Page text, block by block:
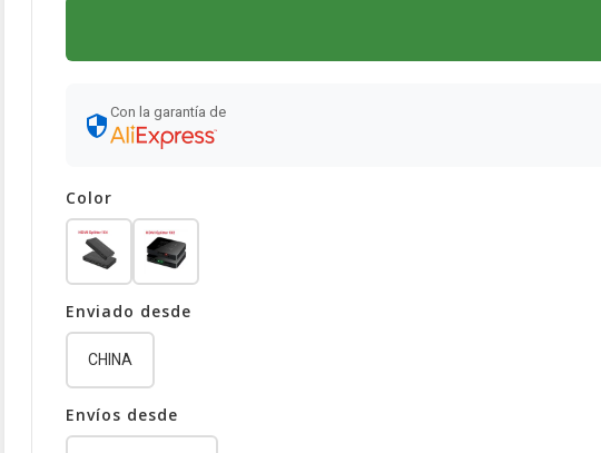
Con la garantía de
Color
Enviado desde
CHINA
Envíos desde